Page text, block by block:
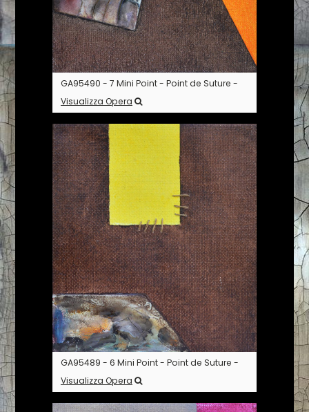
GA95490 - 7 Mini Point - Point de Suture -
Visualizza Opera
GA95489 - 6 Mini Point - Point de Suture -
Visualizza Opera